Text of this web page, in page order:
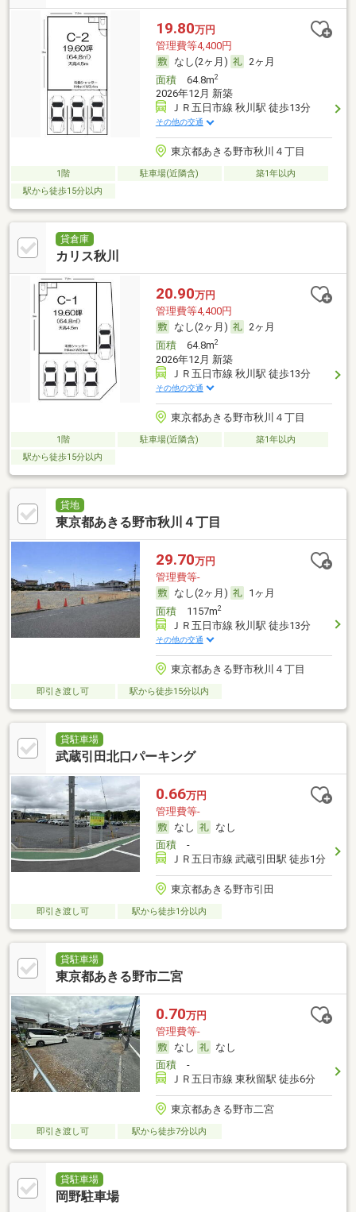
19.80万円
管理費等4,400円
なし(2ヶ月)
2ヶ月
面積64.8m2
2026年12月 新築
ＪＲ五日市線 秋川駅 徒歩13分
その他の交通
東京都あきる野市秋川４丁目
1階 駐車場(近隣含)
築1年以内
駅から徒歩15分以内
貸倉庫
カリス秋川
20.90万円
管理費等4,400円
なし(2ヶ月)
2ヶ月
面積64.8m2
2026年12月 新築
ＪＲ五日市線 秋川駅 徒歩13分
その他の交通
東京都あきる野市秋川４丁目
1階 駐車場(近隣含)
築1年以内
駅から徒歩15分以内
貸地
東京都あきる野市秋川４丁目
29.70万円
管理費等-
なし(2ヶ月)
1ヶ月
面積1157m2
ＪＲ五日市線 秋川駅 徒歩13分
その他の交通
東京都あきる野市秋川４丁目
即引き渡し可 駅から徒歩15分以内
貸駐車場
武蔵引田北口パーキング
0.66万円
管理費等-
なし
なし
面積-
ＪＲ五日市線 武蔵引田駅 徒歩1分
東京都あきる野市引田
即引き渡し可 駅から徒歩1分以内
貸駐車場
東京都あきる野市二宮
0.70万円
管理費等-
なし
なし
面積-
ＪＲ五日市線 東秋留駅 徒歩6分
東京都あきる野市二宮
即引き渡し可 駅から徒歩7分以内
貸駐車場
岡野駐車場